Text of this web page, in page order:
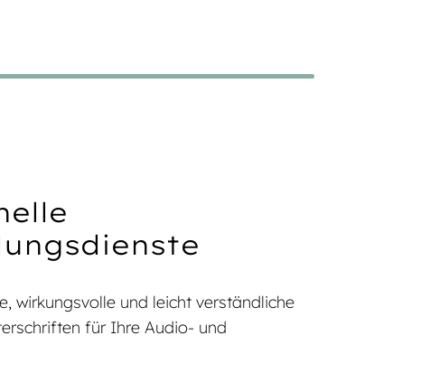
wirkungsvolle und leicht verständliche
für Ihre Audio- und